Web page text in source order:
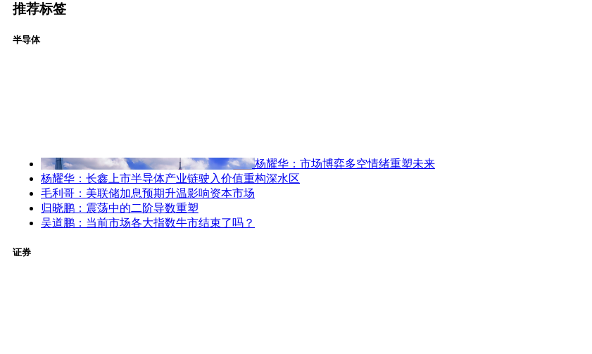
推荐标签
半导体
杨耀华：市场博弈多空情绪重塑未来
杨耀华：长鑫上市半导体产业链驶入价值重构深水区
毛利哥：美联储加息预期升温影响资本市场
归晓鹏：震荡中的二阶导数重塑
吴道鹏：当前市场各大指数牛市结束了吗？
证券